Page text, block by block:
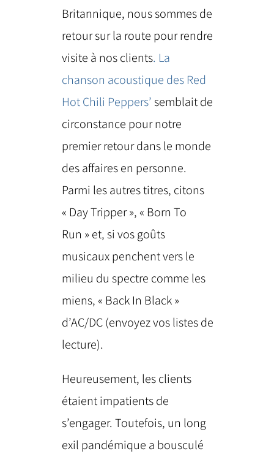
Britannique, nous sommes de
retour sur la route pour rendre
visite à nos clients. La
chanson acoustique des Red
Hot Chili Peppers’semblait de
circonstance pour notre
premier retour dans le monde
des affaires en personne.
Parmi les autres titres, citons
« Day Tripper », « Born To
Run » et, si vos goûts
musicaux penchent vers le
milieu du spectre comme les
miens, « Back In Black »
d’AC/DC (envoyez vos listes de
lecture).
Heureusement, les clients
étaient impatients de
s’engager. Toutefois, un long
exil pandémique a bousculé